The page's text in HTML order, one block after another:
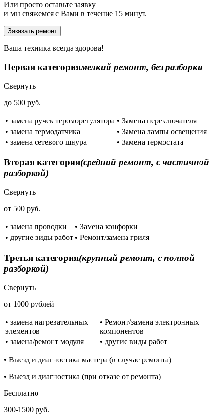
Или просто оставьте заявку
и мы свяжемся с Вами в течение 15 минут.
Заказать ремонт
Ваша техника всегда здорова!
Первая категориямелкий ремонт, без разборки
Свернуть
до 500 руб.
• замена ручек тероморегулятора • Замена переключателя
• замена термодатчика
• Замена лампы освещения
• замена сетевого шнура
• Замена термостата
Вторая категория(средний ремонт, с частичной
разборкой)
Свернуть
от 500 руб.
• замена проводки
• Замена конфорки
• другие виды работ • Ремонт/замена гриля
Третья категория(крупный ремонт, с полной
разборкой)
Свернуть
от 1000 рублей
• замена нагревательных
элементов
• Ремонт/замена электронных
компонентов
• замена/ремонт модуля
• другие виды работ
• Выезд и диагностика мастера (в случае ремонта)
• Выезд и диагностика (при отказе от ремонта)
Бесплатно
300-1500 руб.